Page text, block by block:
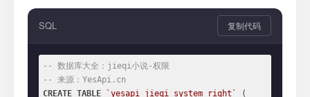
SQL 复制代码
-- 数据库大全：jieqi小说-权限
-- 来源：YesApi.cn
CREATE TABLE `yesapi_jieqi_system_right`
(